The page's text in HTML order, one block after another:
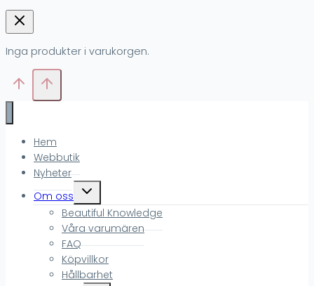
Inga produkter i varukorgen.
Hem
Webbutik
Nyheter
Om oss
Toggle
child
menu
Beautiful Knowledge
Våra varumären
FAQ
Köpvillkor
Hållbarhet